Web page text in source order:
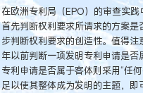
在欧洲专利局（EPO）的审查实
首先判断权利要求所请求的方案
步判断权利要求的创造性。值得
年以前判断一项发明专利申请是
专利申请是否属于客体则采用“任
足以使其整体成为发明的主题，即